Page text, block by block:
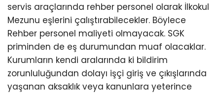
servis araçlarında rehber personel olarak İlkokul
Mezunu eşlerini çalıştırabilecekler. Böylece
Rehber personel maliyeti olmayacak. SGK
priminden de eş durumundan muaf olacaklar.
Kurumların kendi aralarında ki bildirim
zorunluluğundan dolayı işçi giriş ve çıkışlarında
yaşanan aksaklık veya kanunlara yeterince